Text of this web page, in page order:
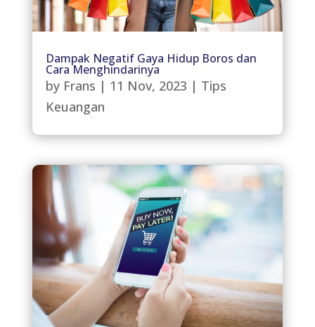
Dampak Negatif Gaya Hidup Boros dan
Cara Menghindarinya
by Frans | 11 Nov, 2023 | Tips
Keuangan